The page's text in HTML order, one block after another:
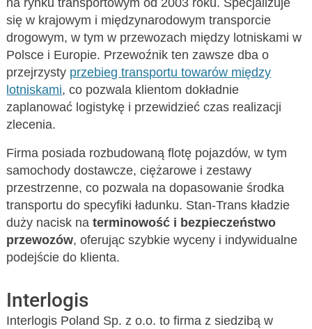
na rynku transportowym od 2003 roku. Specjalizuje
się w krajowym i międzynarodowym transporcie
drogowym, w tym w przewozach między lotniskami w
Polsce i Europie. Przewoźnik ten zawsze dba o
przejrzysty przebieg transportu towarów między
lotniskami, co pozwala klientom dokładnie
zaplanować logistykę i przewidzieć czas realizacji
zlecenia.
Firma posiada rozbudowaną flotę pojazdów, w tym
samochody dostawcze, ciężarowe i zestawy
przestrzenne, co pozwala na dopasowanie środka
transportu do specyfiki ładunku. Stan-Trans kładzie
duży nacisk na terminowość i bezpieczeństwo
przewozów, oferując szybkie wyceny i indywidualne
podejście do klienta.
Interlogis
Interlogis Poland Sp. z o.o. to firma z siedzibą w